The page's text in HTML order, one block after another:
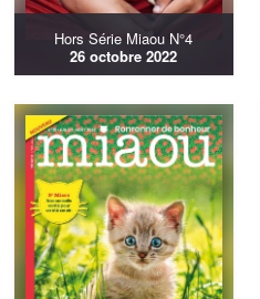
Hors Série Miaou N°4
26 octobre 2022